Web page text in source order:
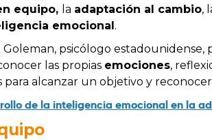
equipo, la adaptación al cambio,
emocional.
psicólogo estadounidense,
las propias emociones,
alcanzar un objetivo y
de la inteligencia emocional en la